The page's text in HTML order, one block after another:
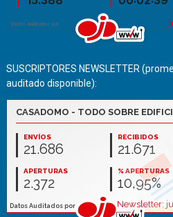
SUSCRIPTORES NEWSLETTER
auditado disponible):